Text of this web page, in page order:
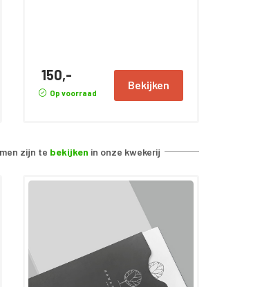
150,-
Op voorraad
Bekijken
zijn te bekijken in onze kwekerij